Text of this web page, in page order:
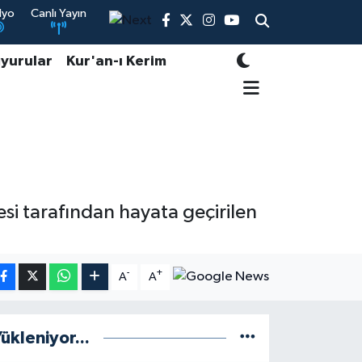
Canlı Yayın
Kur'an-ı Kerim
tarafından hayata geçirilen
A- A+